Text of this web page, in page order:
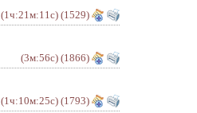
(1ч:21м:11с) (1529)
(3м:56с) (1866)
(1ч:10м:25с) (1793)